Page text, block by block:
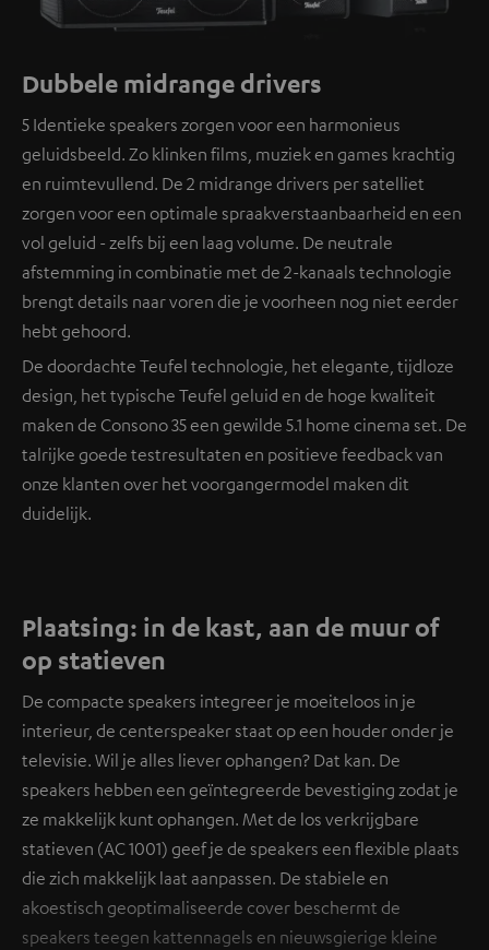
Dubbele midrange drivers
5 Identieke speakers zorgen voor een harmonieus
geluidsbeeld. Zo klinken films, muziek en games krachtig
en ruimtevullend. De 2 midrange drivers per satelliet
zorgen voor een optimale spraakverstaanbaarheid en een
vol geluid - zelfs bij een laag volume. De neutrale
afstemming in combinatie met de 2-kanaals technologie
brengt details naar voren die je voorheen nog niet eerder
hebt gehoord.
De doordachte Teufel technologie, het elegante, tijdloze
design, het typische Teufel geluid en de hoge kwaliteit
maken de Consono 35 een gewilde 5.1 home cinema set. De
talrijke goede testresultaten en positieve feedback van
onze klanten over het voorgangermodel maken dit
duidelijk.
Plaatsing: in de kast, aan de muur of
op statieven
De compacte speakers integreer je moeiteloos in je
interieur, de centerspeaker staat op een houder onder je
televisie. Wil je alles liever ophangen? Dat kan. De
speakers hebben een geïntegreerde bevestiging zodat je
ze makkelijk kunt ophangen. Met de los verkrijgbare
statieven (AC 1001) geef je de speakers een flexible plaats
die zich makkelijk laat aanpassen. De stabiele en
akoestisch geoptimaliseerde cover beschermt de
speakers teegen kattennagels en nieuwsgierige kleine